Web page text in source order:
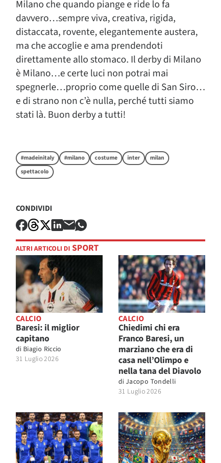
Milano che quando piange e ride lo fa
davvero…sempre viva, creativa, rigida,
distaccata, rovente, elegantemente austera,
ma che accoglie e ama prendendoti
direttamente allo stomaco. Il derby di Milano
è Milano…e certe luci non potrai mai
spegnerle…proprio come quelle di San Siro…
e di strano non c’è nulla, perché tutti siamo
stati là. Buon derby a tutti!
#madeinitaly #milano costume inter
milan
spettacolo
CONDIVIDI
ALTRI ARTICOLI DI SPORT
CALCIO
Baresi: il miglior
capitano
di Biagio Riccio
31 Luglio 2026
CALCIO
Chiedimi chi era
Franco Baresi, un
marziano che era di
casa nell’Olimpo e
nella tana del Diavolo
di Jacopo Tondelli
31 Luglio 2026